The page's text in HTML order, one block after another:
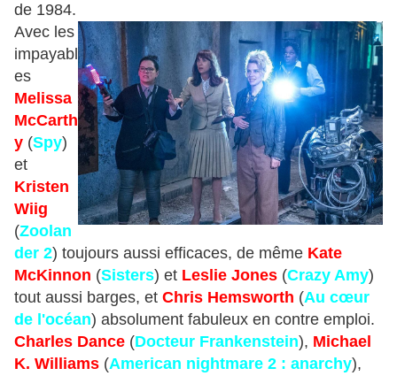
de 1984.
Avec les
impayabl
es
Melissa
McCarth
y (Spy)
et
Kristen
Wiig
(Zoolan
der 2) toujours aussi efficaces, de même Kate
McKinnon (Sisters) et Leslie Jones (Crazy Amy)
tout aussi barges, et Chris Hemsworth (Au cœur
de l'océan) absolument fabuleux en contre emploi.
Charles Dance (Docteur Frankenstein), Michael
K. Williams (American nightmare 2 : anarchy),